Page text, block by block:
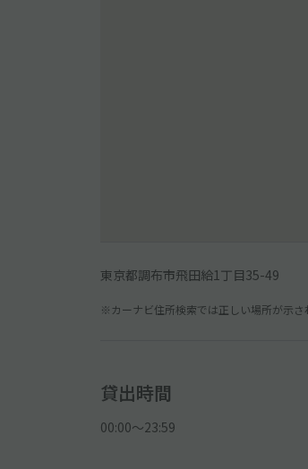
東京都調布市飛田給1丁目35-49
※カーナビ住所検索では正しい場所が示さ
貸出時間
00:00〜23:59